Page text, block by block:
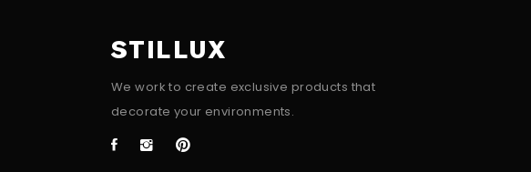
STILLUX
We work to create exclusive products that
decorate your environments.